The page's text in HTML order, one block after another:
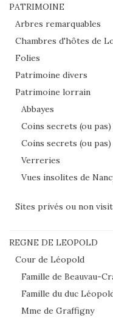
PATRIMOINE
Arbres remarquables
Chambres d'hôtes de
Folies
Patrimoine divers
Patrimoine lorrain
Abbayes
Coins secrets (ou
Coins secrets (ou pas)
Verreries
Vues insolites de
Sites privés ou non
REGNE DE LEOPOLD
Cour de Léopold
Famille de Beauvau-
Famille du duc
Mme de Graffigny